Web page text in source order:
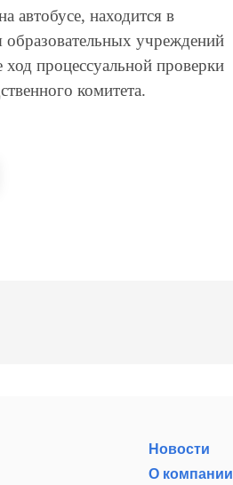
автобусе, находится в
образовательных учреждений
процессуальной проверки
комитета.
Новости
О компании